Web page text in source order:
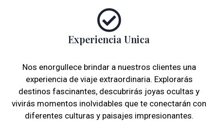
Experiencia Unica
Nos enorgullece brindar a nuestros clientes una
experiencia de viaje extraordinaria. Explorarás
destinos fascinantes, descubrirás joyas ocultas y
vivirás momentos inolvidables que te conectarán con
diferentes culturas y paisajes impresionantes.